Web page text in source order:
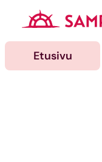
sisältöön
Etusivu